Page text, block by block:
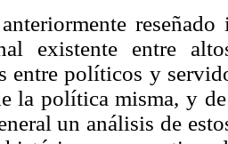
existente entre
entre políticos y
la política misma, y
un análisis de